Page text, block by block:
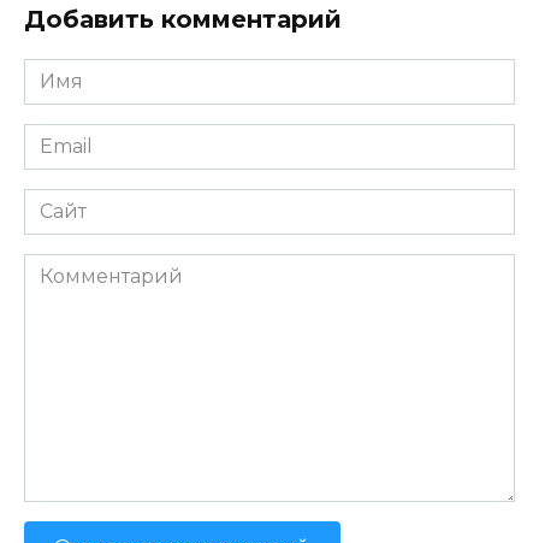
Добавить комментарий
Имя
*
Email
*
Сайт
Комментарий